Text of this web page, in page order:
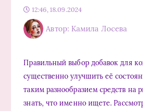
12:46, 18.09.2024
Автор: Камила Лосева
Правильный выбор добавок для
существенно улучшить её
таким разнообразием средств на
знать, что именно ищете.